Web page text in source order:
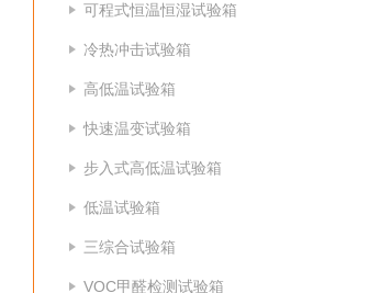
可程式恒温恒湿试验箱
冷热冲击试验箱
高低温试验箱
快速温变试验箱
步入式高低温试验箱
低温试验箱
三综合试验箱
VOC甲醛检测试验箱